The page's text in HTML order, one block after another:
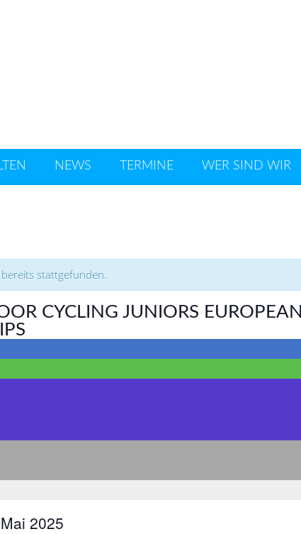
NEWS TERMINE WER SIND WIR
stattgefunden.
CYCLING JUNIORS EUROPEAN
2025